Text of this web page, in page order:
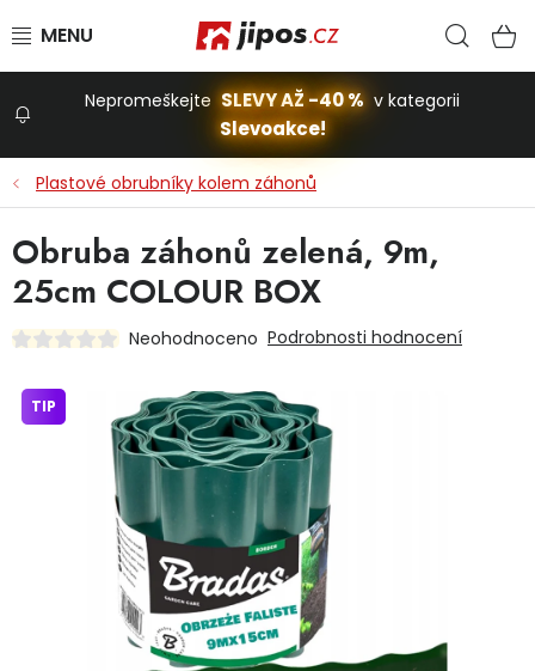
Stavba a dům
Domácnost
Dětská hřiště
Autodoplňky
Nepromeškejte SLEVY AŽ -40 % v kategorii
Slevoakce!
Plastové obrubníky kolem záhonů
Obruba záhonů zelená, 9m,
25cm COLOUR BOX
Neohodnoceno Podrobnosti hodnocení
TIP